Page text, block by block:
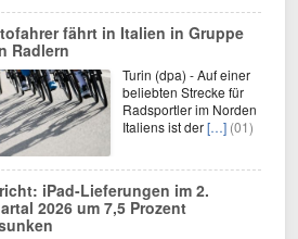
fährt in Italien in Gruppe
Radlern
Turin (dpa) - Auf einer
beliebten Strecke für
Radsportler im Norden
Italiens ist der[…] (01)
iPad-Lieferungen im 2.
2026 um 7,5 Prozent